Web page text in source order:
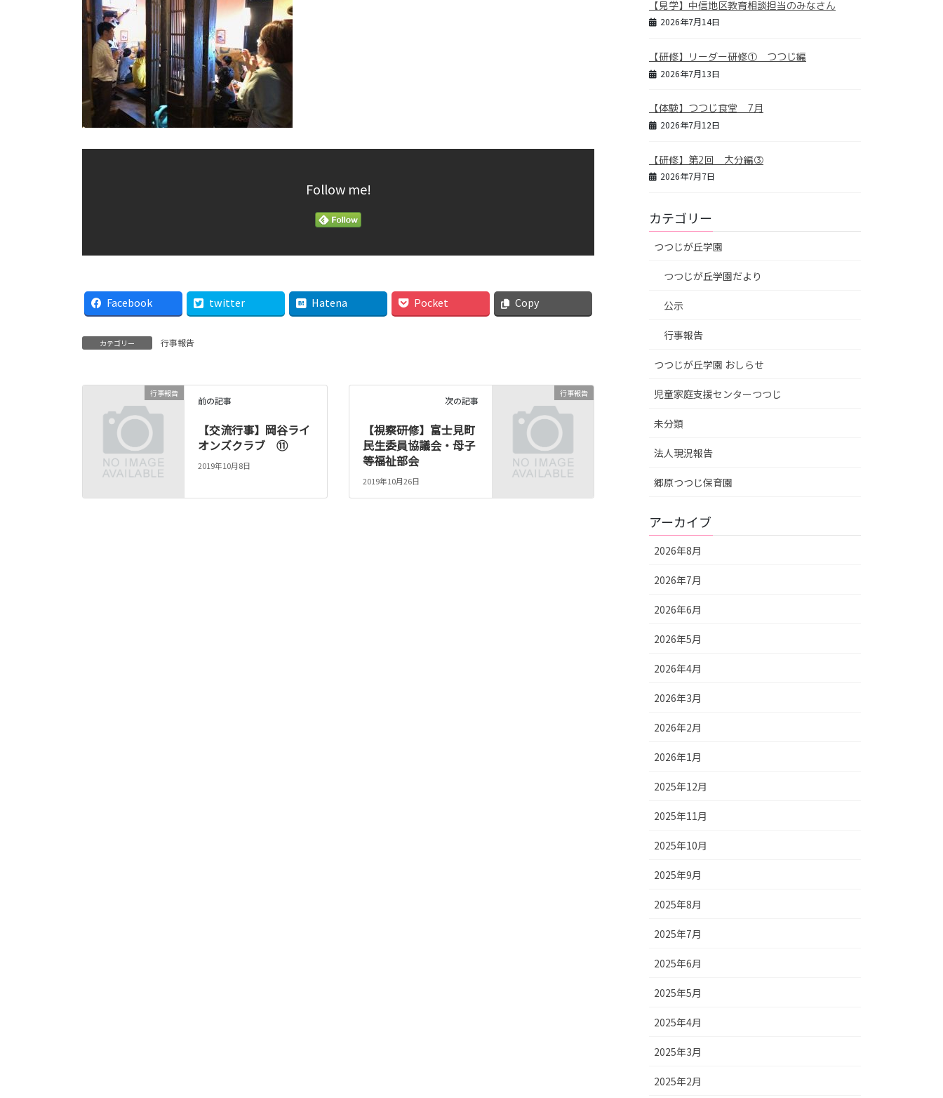
Follow me!
Facebook twitter Hatena Pocket Copy
カテゴリー 行事報告
行事報告
前の記事
【交流行事】岡谷ライ
オンズクラブ ⑪
2019年10月8日
行事報告
次の記事
【視察研修】富士見町
民生委員協議会・母子
等福祉部会
2019年10月26日
【見学】中信地区教育相談担当のみなさん
2026年7月14日
【研修】リーダー研修① つつじ編
2026年7月13日
【体験】つつじ食堂 7月
2026年7月12日
【研修】第2回 大分編③
2026年7月7日
カテゴリー
つつじが丘学園
つつじが丘学園だより
公示
行事報告
つつじが丘学園 おしらせ
児童家庭支援センターつつじ
未分類
法人現況報告
郷原つつじ保育園
アーカイブ
2026年8月
2026年7月
2026年6月
2026年5月
2026年4月
2026年3月
2026年2月
2026年1月
2025年12月
2025年11月
2025年10月
2025年9月
2025年8月
2025年7月
2025年6月
2025年5月
2025年4月
2025年3月
2025年2月